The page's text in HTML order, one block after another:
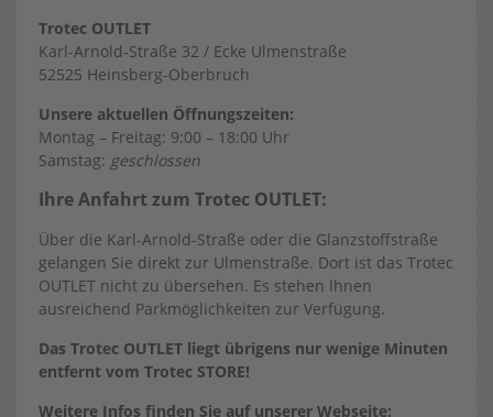
Trotec OUTLET
Karl-Arnold-Straße 32 / Ecke Ulmenstraße
52525 Heinsberg-Oberbruch
Unsere aktuellen Öffnungszeiten:
Montag – Freitag: 9:00 – 18:00 Uhr
Samstag: geschlossen
Ihre Anfahrt zum Trotec OUTLET:
Über die Karl-Arnold-Straße oder die Glanzstoffstraße
gelangen Sie direkt zur Ulmenstraße. Dort ist das Trotec
OUTLET nicht zu übersehen. Es stehen Ihnen
ausreichend Parkmöglichkeiten zur Verfügung.
Das Trotec OUTLET liegt übrigens nur wenige Minuten
entfernt vom Trotec STORE!
Weitere Infos finden Sie auf unserer Webseite: